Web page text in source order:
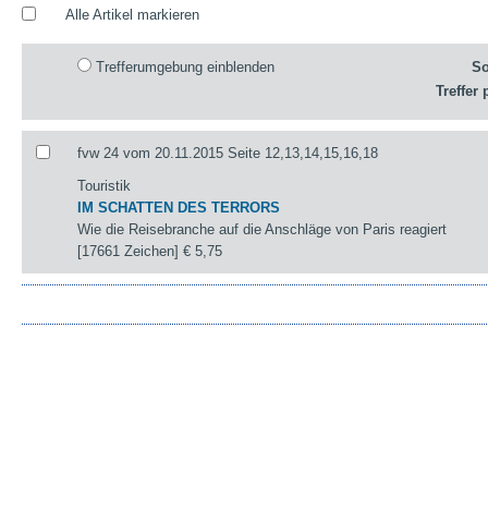
Alle Artikel markieren
Trefferumgebung einblenden
Treffer
fvw 24 vom 20.11.2015 Seite 12,13,14,15,16,18
Touristik
IM SCHATTEN DES TERRORS
Wie die Reisebranche auf die Anschläge von Paris reagiert
[17661 Zeichen]€ 5,75